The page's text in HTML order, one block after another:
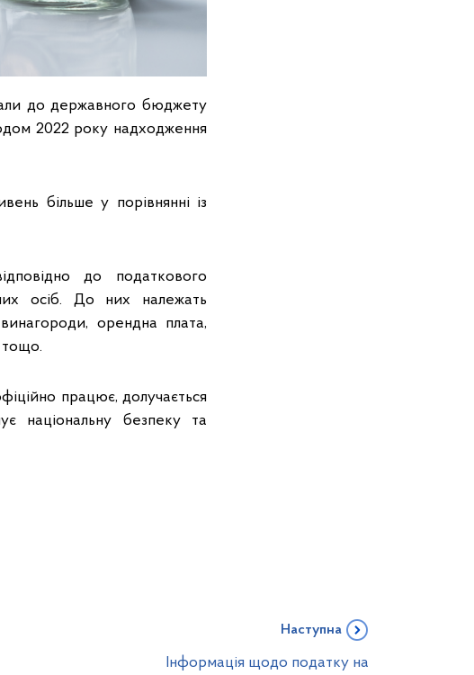
до державного бюджету
2022 року надходження
більше у порівнянні із
до податкового
осіб. До них належать
винагороди, орендна плата,
тощо.
працює, долучається
національну безпеку та
Наступна
Інформація щодо податку на